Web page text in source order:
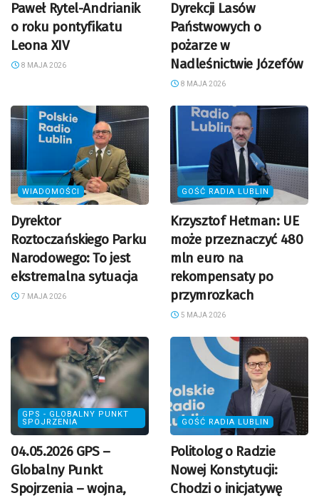
Paweł Rytel-Andrianik
o roku pontyfikatu
Leona XIV
8 MAJA 2026
Dyrekcji Lasów
Państwowych o
pożarze w
Nadleśnictwie Józefów
8 MAJA 2026
WIADOMOŚCI
Dyrektor
Roztoczańskiego Parku
Narodowego: To jest
ekstremalna sytuacja
7 MAJA 2026
GOŚĆ RADIA LUBLIN
Krzysztof Hetman: UE
może przeznaczyć 480
mln euro na
rekompensaty po
przymrozkach
5 MAJA 2026
GPS - GLOBALNY PUNKT
SPOJRZENIA
04.05.2026 GPS –
Globalny Punkt
Spojrzenia – wojna,
GOŚĆ RADIA LUBLIN
Politolog o Radzie
Nowej Konstytucji:
Chodzi o inicjatywę